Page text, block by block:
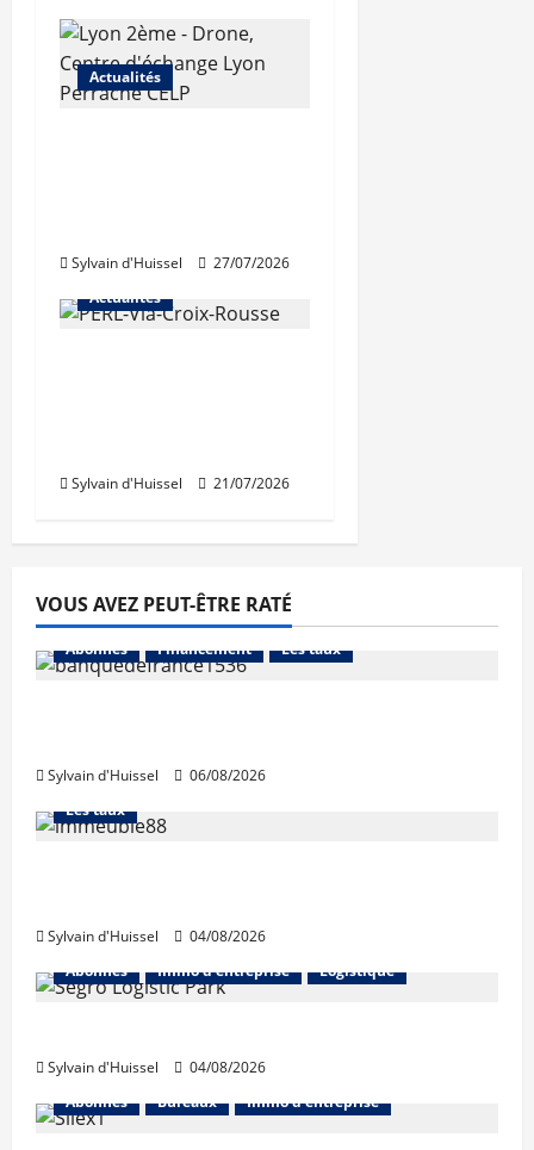
Actualités
Sylvain d'Huissel
27/07/2026
Actualités
Sylvain d'Huissel 21/07/2026
VOUS AVEZ PEUT-ÊTRE RATÉ
Abonnés Financement Les taux
Sylvain d'Huissel 06/08/2026
Abonnés Financement
Les taux
Sylvain d'Huissel
04/08/2026
Abonnés
Immo d'entreprise Logistique
Sylvain d'Huissel
04/08/2026
Abonnés
Bureaux Immo d'entreprise